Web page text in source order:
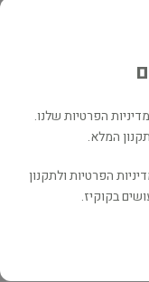
רומניה
הסהרה
הפרטיות שלנו.
המלא.
הפרטיות ולתקנון
בקוקיז.